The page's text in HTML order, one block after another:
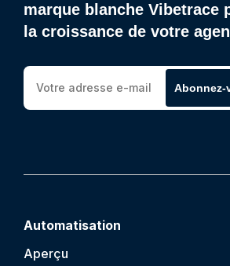
marque blanche Vibetrace
la croissance de votre
Abonnez-
Automatisation
Aperçu